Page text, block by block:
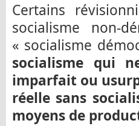
Certains
socialisme non-
« socialisme
socialisme qui
imparfait ou
réelle sans
moyens de